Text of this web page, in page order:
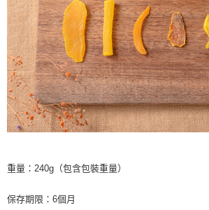
重量：240g（包含包裝重量）
保存期限：6個月